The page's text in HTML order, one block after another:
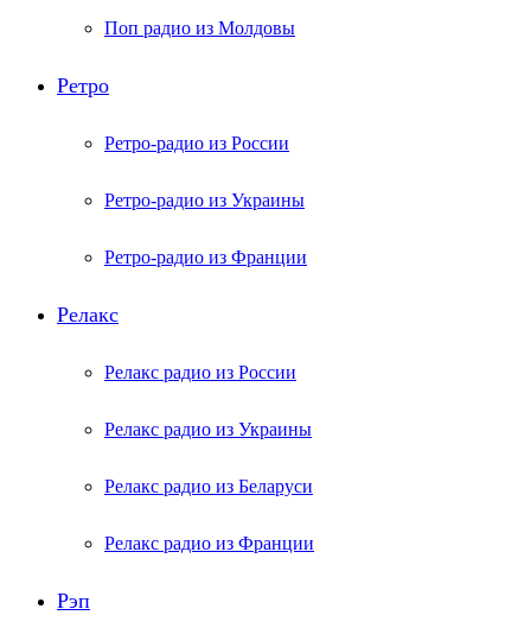
Поп радио из Молдовы
Ретро
Ретро-радио из России
Ретро-радио из Украины
Ретро-радио из Франции
Релакс
Релакс радио из России
Релакс радио из Украины
Релакс радио из Беларуси
Релакс радио из Франции
Рэп